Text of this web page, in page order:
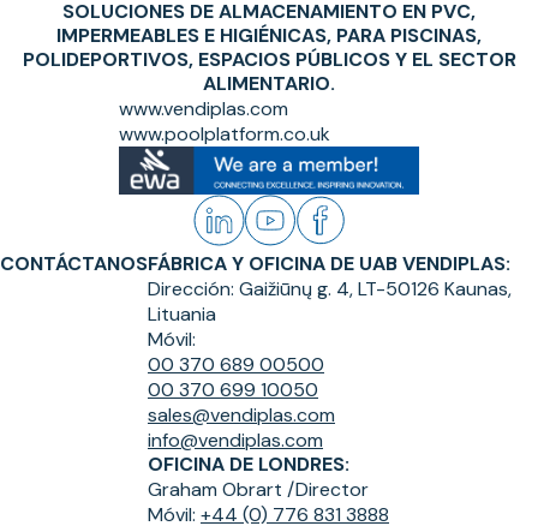
SOLUCIONES DE ALMACENAMIENTO EN PVC,
IMPERMEABLES E HIGIÉNICAS, PARA PISCINAS,
POLIDEPORTIVOS, ESPACIOS PÚBLICOS Y EL SECTOR
ALIMENTARIO.
www.vendiplas.com
www.poolplatform.co.uk
CONTÁCTANOSFÁBRICA Y OFICINA DE UAB VENDIPLAS:
Dirección: Gaižiūnų g. 4, LT-50126 Kaunas,
Lituania
Móvil:
00 370 689 00500
00 370 699 10050
sales@vendiplas.com
info@vendiplas.com
OFICINA DE LONDRES:
Graham Obrart /Director
Móvil: +44 (0) 776 831 3888